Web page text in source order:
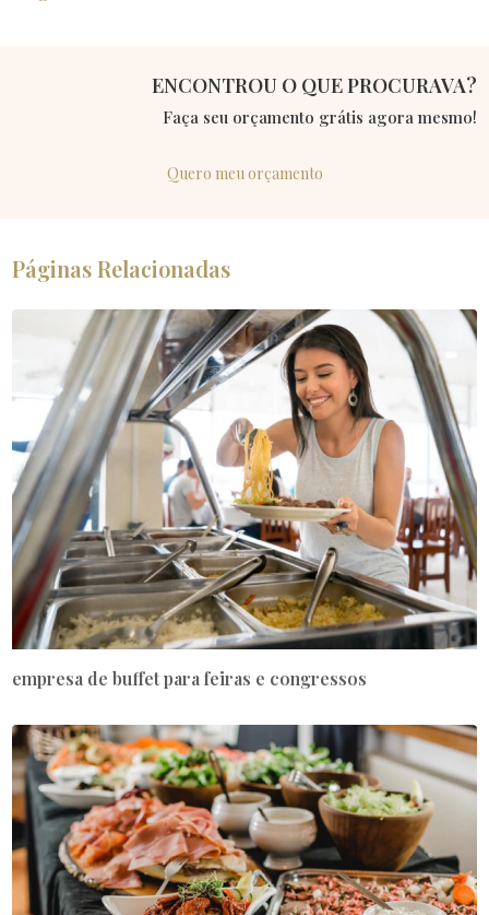
ENCONTROU O QUE PROCURAVA?
Faça seu orçamento grátis agora mesmo!
Quero meu orçamento
Páginas Relacionadas
empresa de buffet para feiras e congressos